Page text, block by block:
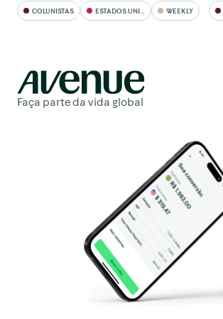
COLUNISTAS ESTADOS UNIDOS WEEKLY
Faça parte da vida global